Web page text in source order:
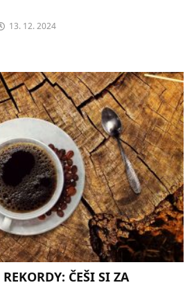
13. 12. 2024
ČEŠI SI ZA